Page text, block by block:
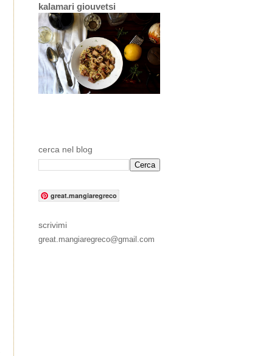
kalamari giouvetsi
cerca nel blog
great.mangiaregreco
scrivimi
great.mangiaregreco@gmail.com